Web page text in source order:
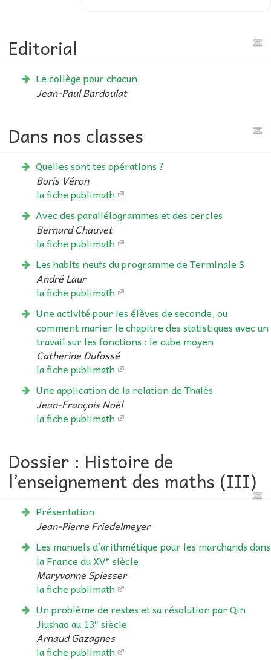
Editorial
Le collège pour chacun
Jean-Paul Bardoulat
Dans nos classes
Quelles sont tes opérations ?
Boris Véron
la fiche publimath
Avec des parallélogrammes et des cercles
Bernard Chauvet
la fiche publimath
Les habits neufs du programme de Terminale S
André Laur
la fiche publimath
Une activité pour les élèves de seconde, ou
comment marier le chapitre des statistiques avec un
travail sur les fonctions : le cube moyen
Catherine Dufossé
la fiche publimath
Une application de la relation de Thalès
Jean-François Noël
la fiche publimath
Dossier : Histoire de
l’enseignement des maths (III)
Présentation
Jean-Pierre Friedelmeyer
Les manuels d’arithmétique pour les marchands dans
la France du XVe siècle
Maryvonne Spiesser
la fiche publimath
Un problème de restes et sa résolution par Qin
Jiushao au 13e siècle
Arnaud Gazagnes
la fiche publimath